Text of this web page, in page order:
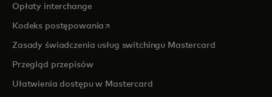
Opłaty interchange
Kodeks postępowania opens in a new tab
Zasady świadczenia usług switchingu Mastercard
Przegląd przepisów
Ułatwienia dostępu w Mastercard